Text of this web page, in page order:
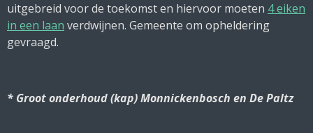
uitgebreid voor de toekomst en hiervoor moeten 4 eiken
in een laan verdwijnen. Gemeente om opheldering
gevraagd.
* Groot onderhoud (kap) Monnickenbosch en De Paltz